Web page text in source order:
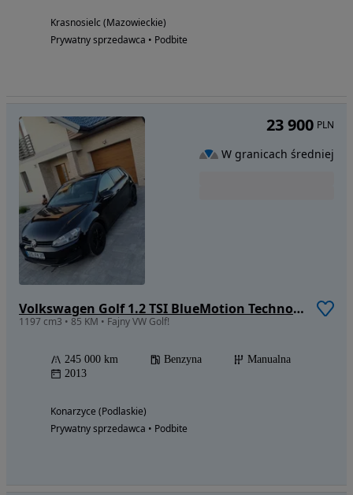
Krasnosielc (Mazowieckie)
Prywatny sprzedawca • Podbite
Volkswagen Golf 1.2 TSI BlueMotion Technology Cup
1197 cm3 • 85 KM • Fajny VW Golf!
245 000 km Benzyna
Manualna
2013
Konarzyce (Podlaskie)
Prywatny sprzedawca • Podbite
23 900 PLN
W granicach średniej